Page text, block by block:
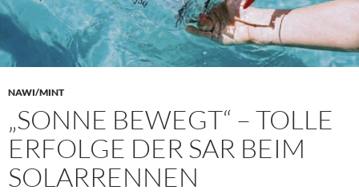
NAWI/MINT
„SONNE BEWEGT“ – TOLLE
ERFOLGE DER SAR BEIM
SOLARRENNEN